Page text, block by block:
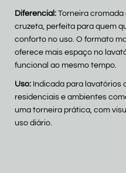
Diferencial: Torneira
cruzeta, perfeita para quem
conforto no uso. O formato
oferece mais espaço no
funcional ao mesmo tempo.
Uso: Indicada para lavatórios
residenciais e ambientes
uma torneira prática, com
uso diário.